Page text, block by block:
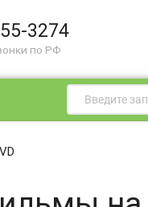
3274
по РФ